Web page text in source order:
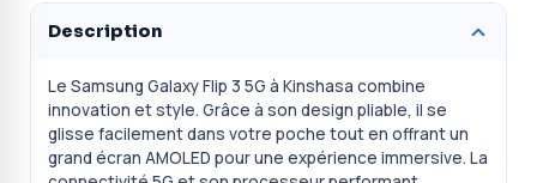
Description
Le Samsung Galaxy Flip 3 5G à Kinshasa combine
innovation et style. Grâce à son design pliable, il se
glisse facilement dans votre poche tout en offrant un
grand écran AMOLED pour une expérience immersive. La